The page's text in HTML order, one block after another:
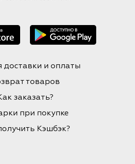
доставки и оплаты
товаров
заказать?
при покупке
Кэшбэк?